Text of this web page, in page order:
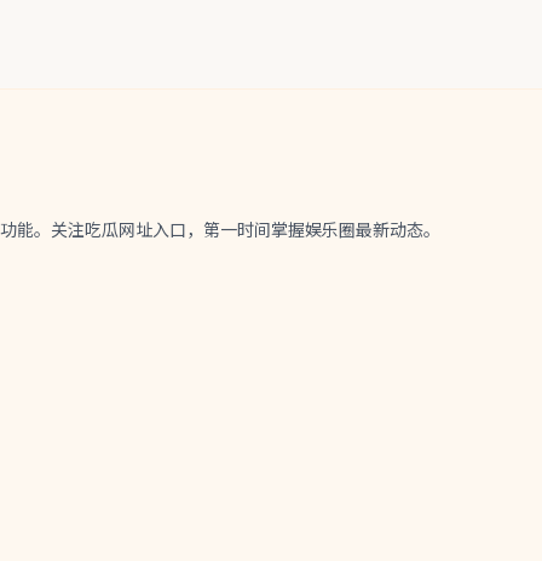
。关注吃瓜网址入口，第一时间掌握娱乐圈最新动态。